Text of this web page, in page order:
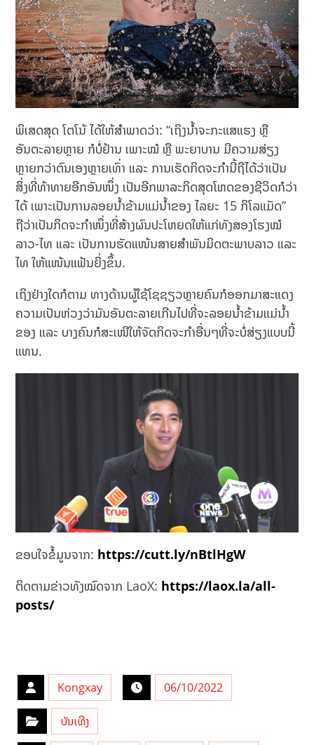
ພິເສດສຸດ ໂຕໂນ້ ໄດ້ໃຫ້ສຳພາດວ່າ: “ເຖິງນ້ຳຈະກະແສແຮງ ຫຼື
ອັນຕະລາຍຫຼາຍ ກໍບໍ່ຢ້ານ ເພາະໝໍ ຫຼື ພະຍາບານ ມີຄວາມສ່ຽງ
ຫຼາຍກວ່າຕົນເອງຫຼາຍເທົ່າ ແລະ ການເຮັດກິດຈະກຳນີ້ຖືໄດ້ວ່າເປັນ
ສິ່ງທີ່ທ້າທາຍອີກອັນໜຶ່ງ ເປັນອີກພາລະກິດສຸດໂຫດຂອງຊີວິດກໍວ່າ
ໄດ້ ເພາະເປັນການລອຍນ້ຳຂ້າມແມ່ນ້ຳຂອງ ໄລຍະ 15 ກິໂລແມັດ”
ຖືວ່າເປັນກິດຈະກຳໜຶ່ງທີ່ສ້າງຜົນປະໂຫຍດໃຫ້ແກ່ທັງສອງໂຮງໝໍ
ລາວ-ໄທ ແລະ ເປັນການຮັດແໜ້ນສາຍສຳພັນມິດຕະພາບລາວ ແລະ
ໄທ ໃຫ້ແໜ້ນແຟ້ນຍິ່ງຂຶ້ນ.
ເຖິງຢ່າງໃດກໍຕາມ ທາງດ້ານຜູ້ໃຊ້ໂຊຊຽວຫຼາຍຄົນກໍອອກມາສະແດງ
ຄວາມເປັນຫ່ວງວ່າມັນອັນຕະລາຍເກີນໄປທີ່ຈະລອຍນ້ຳຂ້າມແມ່ນ້ຳ
ຂອງ ແລະ ບາງຄົນກໍສະເໜີໃຫ້ຈັດກິດຈະກຳອື່ນໆທີ່ຈະບໍ່ສ່ຽງແບບນີ້
ແທນ.
ຂອບໃຈຂໍ້ມູນຈາກ: https://cutt.ly/nBtlHgW
ຕິດຕາມຂ່າວທັງໝົດຈາກ LaoX: https://laox.la/all-
posts/
Kongxay 06/10/2022
ບັນເທີງ